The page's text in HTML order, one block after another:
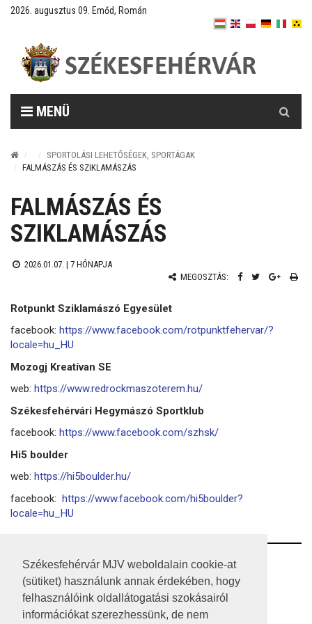
Székesfehérvár MJV weboldalain cookie-at
(sütiket) használunk annak érdekében, hogy
felhasználóink oldallátogatási szokásairól
információkat szerezhessünk, de nem
2026. augusztus 09. Emőd, Román
MENÜ
SPORTOLÁSI LEHETŐSÉGEK, SPORTÁGAK
FALMÁSZÁS ÉS SZIKLAMÁSZÁS
FALMÁSZÁS ÉS
SZIKLAMÁSZÁS
2026.01.07. | 7 HÓNAPJA
MEGOSZTÁS:
Rotpunkt Sziklamászó Egyesület
facebook: https://www.facebook.com/rotpunktfehervar/?
locale=hu_HU
Mozogj Kreatívan SE
web: https://www.redrockmaszoterem.hu/
Székesfehérvári Hegymászó Sportklub
facebook: https://www.facebook.com/szhsk/
Hi5 boulder
web: https://hi5boulder.hu/
facebook: https://www.facebook.com/hi5boulder?
locale=hu_HU
RSS
A HONLAP 2017.03.31-I ÁLLAPOTA
JOGI NYILATKOZAT